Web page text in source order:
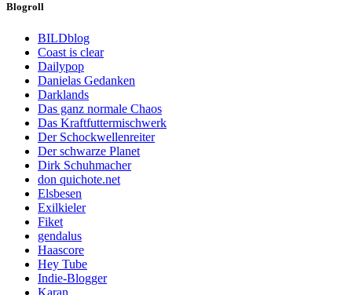
Blogroll
BILDblog
Coast is clear
Dailypop
Danielas Gedanken
Darklands
Das ganz normale Chaos
Das Kraftfuttermischwerk
Der Schockwellenreiter
Der schwarze Planet
Dirk Schuhmacher
don quichote.net
Elsbesen
Exilkieler
Fiket
gendalus
Haascore
Hey Tube
Indie-Blogger
Karan